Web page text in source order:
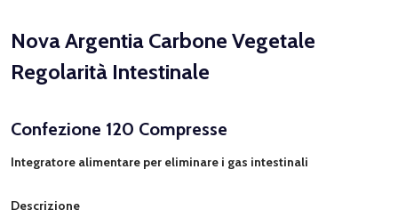
Nova Argentia Carbone Vegetale
Regolarità Intestinale
Confezione 120 Compresse
Integratore alimentare per eliminare i gas intestinali
Descrizione